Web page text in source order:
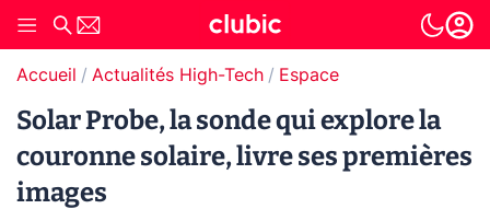
Accueil Actualités High-Tech Espace
Solar Probe, la sonde qui explore la
couronne solaire, livre ses premières
images